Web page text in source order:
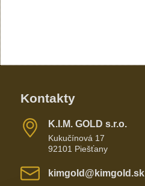
Kontakty
K​​.I​​.M​​. GOLD s​​.r​​.o​​.
Kukučínová 17
92101 Piešťany
kimgold​@kimgold​.sk